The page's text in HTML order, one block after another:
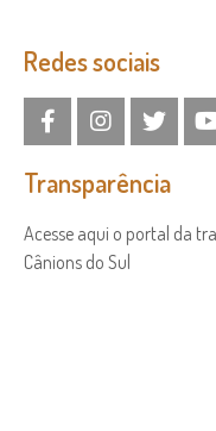
Redes sociais
Transparência
Acesse aqui o portal da
Cânions do Sul